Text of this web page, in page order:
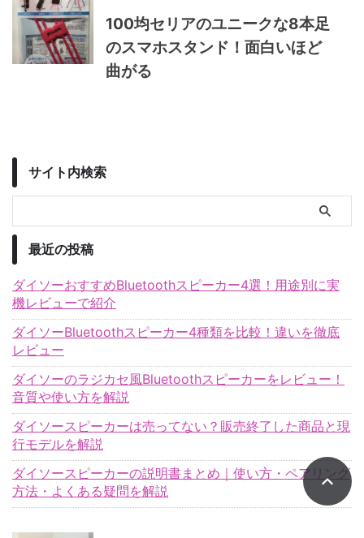
100均セリアのユニークな8本足
のスマホスタンド！面白いほど
曲がる
サイト内検索
最近の投稿
ダイソーおすすめBluetoothスピーカー4選！用途別に実
機レビューで紹介
ダイソーBluetoothスピーカー4種類を比較！違いを徹底
レビュー
ダイソーのラジカセ風Bluetoothスピーカーをレビュー！
音質や使い方を解説
ダイソースピーカーは売ってない？販売終了した商品と現
行モデルを解説
ダイソースピーカーの説明書まとめ｜使い方・ペアリング
方法・よくある疑問を解説